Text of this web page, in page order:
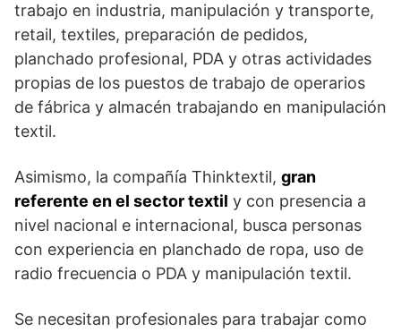
trabajo en industria, manipulación y transporte,
retail, textiles, preparación de pedidos,
planchado profesional, PDA y otras actividades
propias de los puestos de trabajo de operarios
de fábrica y almacén trabajando en manipulación
textil.
Asimismo, la compañía Thinktextil, gran
referente en el sector textil y con presencia a
nivel nacional e internacional, busca personas
con experiencia en planchado de ropa, uso de
radio frecuencia o PDA y manipulación textil.
Se necesitan profesionales para trabajar como